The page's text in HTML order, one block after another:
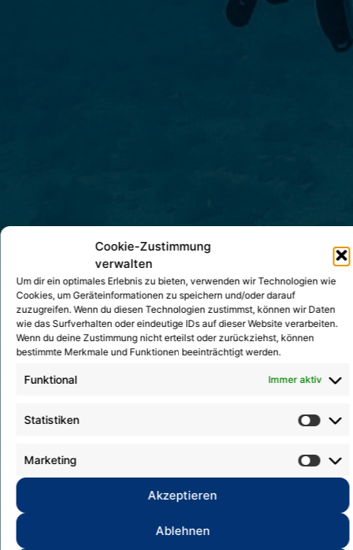
Cookie-Zustimmung
verwalten
Um dir ein optimales Erlebnis zu bieten, verwenden wir Technologien wie
Cookies, um Geräteinformationen zu speichern und/oder darauf
zuzugreifen. Wenn du diesen Technologien zustimmst, können wir Daten
wie das Surfverhalten oder eindeutige IDs auf dieser Website verarbeiten.
Wenn du deine Zustimmung nicht erteilst oder zurückziehst, können
bestimmte Merkmale und Funktionen beeinträchtigt werden.
Funktional Immer aktiv
Statistiken
Marketing
Akzeptieren
Ablehnen